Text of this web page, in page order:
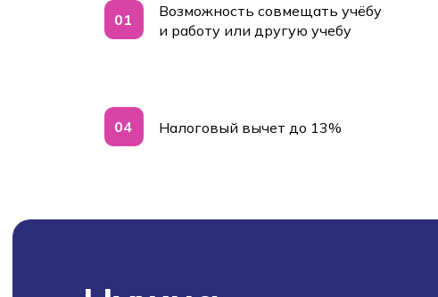
Возможность совмещать учёбу
и работу или другую учебу
Налоговый вычет до 13%
01
04